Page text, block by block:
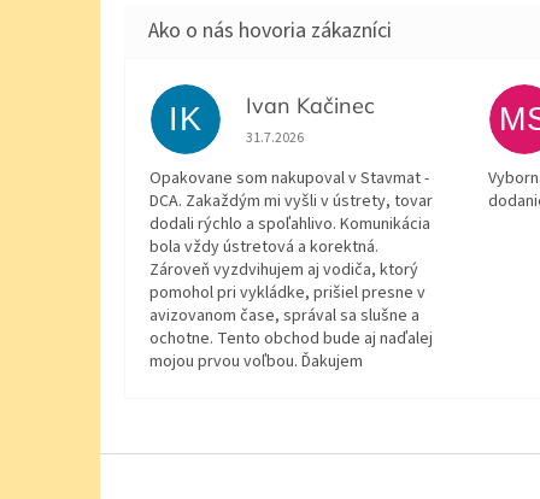
IK Ivan Kačinec
Hodnotenie obchodu je 5 z 5 hviezdičiek.
31.7.2026
Opakovane som nakupoval v Stavmat -
DCA. Zakaždým mi vyšli v ústrety, tovar
dodali rýchlo a spoľahlivo. Komunikácia
bola vždy ústretová a korektná.
Zároveň vyzdvihujem aj vodiča, ktorý
pomohol pri vykládke, prišiel presne v
avizovanom čase, správal sa slušne a
ochotne. Tento obchod bude aj naďalej
mojou prvou voľbou. Ďakujem